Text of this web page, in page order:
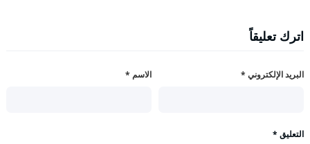
اترك تعليقاً
الاسم * البريد الإلكتروني *
التعليق *